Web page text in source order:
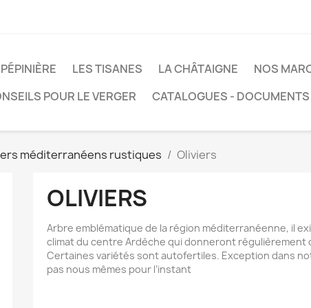
LES TISANES LA CHÂTAIGNE
NOS
POUR LE VERGER
CATALOGUES - DOCUMENTS
méditerranéens rustiques Oliviers
OLIVIERS
Arbre emblématique de la région méditerranéenne, il
climat du centre Ardèche qui donneront régulièrement
Certaines variétés sont autofertiles. Exception dans
pas nous mêmes pour l’instant